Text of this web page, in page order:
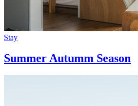
Stay
Summer Autumm Season